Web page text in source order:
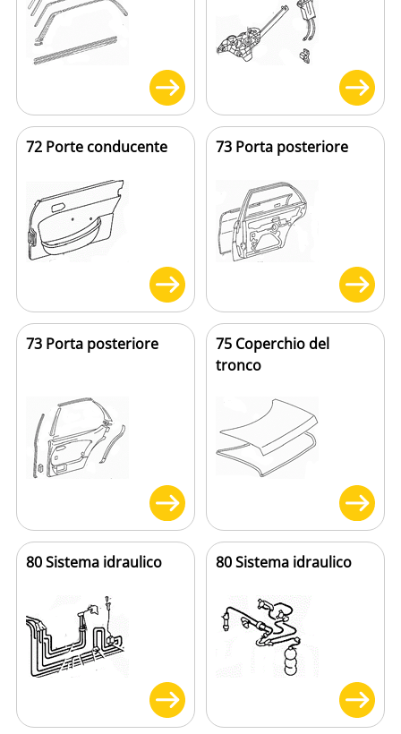
72 Porte conducente 73 Porta posteriore
73 Porta posteriore
75 Coperchio del
tronco
80 Sistema idraulico 80 Sistema idraulico